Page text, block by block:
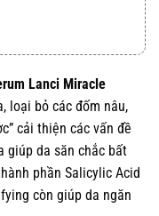
Lanci Miracle
loại bỏ các đốm nâu,
cải thiện các vấn đề
giúp da săn chắc bất
phần Salicylic Acid
còn giúp da ngăn